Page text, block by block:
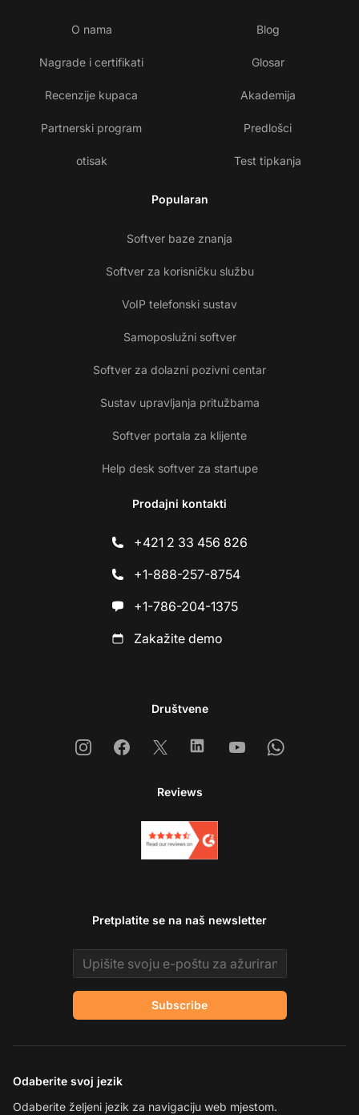
O nama
Nagrade i certifikati
Recenzije kupaca
Partnerski program
otisak
Blog
Glosar
Akademija
Predlošci
Test tipkanja
Popularan
Softver baze znanja
Softver za korisničku službu
VoIP telefonski sustav
Samoposlužni softver
Softver za dolazni pozivni centar
Sustav upravljanja pritužbama
Softver portala za klijente
Help desk softver za startupe
Prodajni kontakti
+421 2 33 456 826
+1-888-257-8754
+1-786-204-1375
Zakažite demo
Društvene
InstagramFacebook
X LinkedinYoutubeWhatsapp
Reviews
Pretplatite se na naš newsletter
Email address
Subscribe
Odaberite svoj jezik
Odaberite željeni jezik za navigaciju web mjestom.